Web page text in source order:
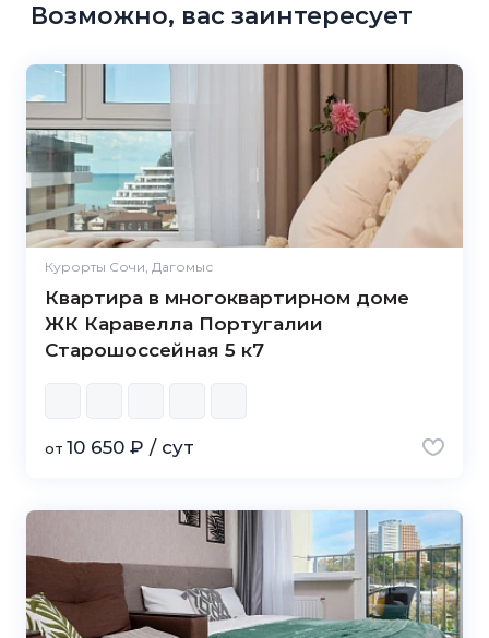
Возможно, вас заинтересует
Курорты Сочи, Дагомыс
Квартира в многоквартирном доме
ЖК Каравелла Португалии
Старошоссейная 5 к7
от 10 650 ₽ / сут